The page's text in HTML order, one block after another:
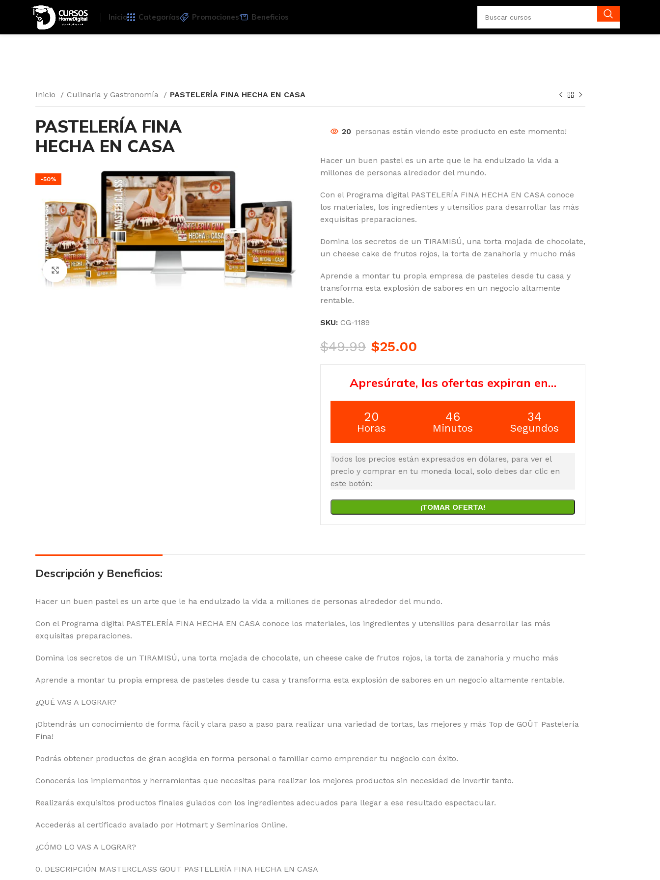
Inicio Categorías Promociones Beneficios
Inicio Culinaria y Gastronomía PASTELERÍA FINA HECHA EN CASA
PASTELERÍA FINA
HECHA EN CASA
-50%
Click para agrandar
20 personas están viendo este producto en este momento!
Hacer un buen pastel es un arte que le ha endulzado la vida a
millones de personas alrededor del mundo.
Con el Programa digital PASTELERÍA FINA HECHA EN CASA conoce
los materiales, los ingredientes y utensilios para desarrollar las más
exquisitas preparaciones.
Domina los secretos de un TIRAMISÚ, una torta mojada de chocolate,
un cheese cake de frutos rojos, la torta de zanahoria y mucho más
Aprende a montar tu propia empresa de pasteles desde tu casa y
transforma esta explosión de sabores en un negocio altamente
rentable.
SKU: CG-1189
$49.99 $25.00
Apresúrate, las ofertas expiran en…
20
Horas
46
Minutos
33
Segundos
Todos los precios están expresados en dólares, para ver el
precio y comprar en tu moneda local, solo debes dar clic en
este botón:
¡TOMAR OFERTA!
Descripción y Beneficios:
Hacer un buen pastel es un arte que le ha endulzado la vida a millones de personas alrededor del mundo.
Con el Programa digital PASTELERÍA FINA HECHA EN CASA conoce los materiales, los ingredientes y utensilios para desarrollar las más
exquisitas preparaciones.
Domina los secretos de un TIRAMISÚ, una torta mojada de chocolate, un cheese cake de frutos rojos, la torta de zanahoria y mucho más
Aprende a montar tu propia empresa de pasteles desde tu casa y transforma esta explosión de sabores en un negocio altamente rentable.
¿QUÉ VAS A LOGRAR?
¡Obtendrás un conocimiento de forma fácil y clara paso a paso para realizar una variedad de tortas, las mejores y más Top de GOÛT Pastelería
Fina!
Podrás obtener productos de gran acogida en forma personal o familiar como emprender tu negocio con éxito.
Conocerás los implementos y herramientas que necesitas para realizar los mejores productos sin necesidad de invertir tanto.
Realizarás exquisitos productos finales guiados con los ingredientes adecuados para llegar a ese resultado espectacular.
Accederás al certificado avalado por Hotmart y Seminarios Online.
¿CÓMO LO VAS A LOGRAR?
0. DESCRIPCIÓN MASTERCLASS GOUT PASTELERÍA FINA HECHA EN CASA